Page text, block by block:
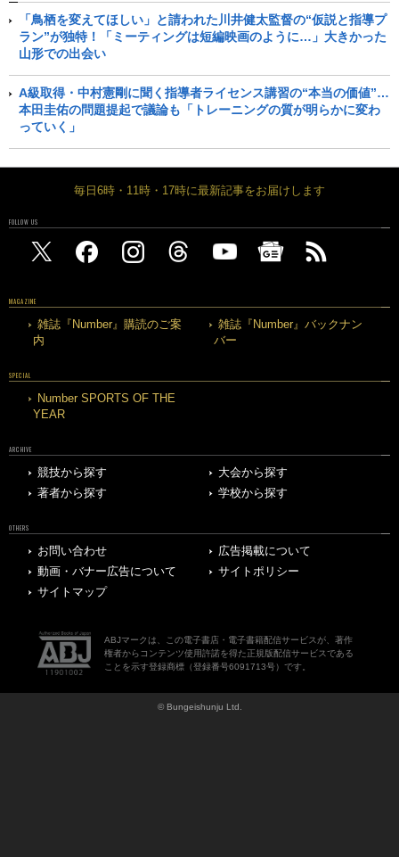
「鳥栖を変えてほしい」と請われた川井健太監督の“仮説と指導プ
ラン”が独特！「ミーティングは短編映画のように…」大きかった
山形での出会い
A級取得・中村憲剛に聞く指導者ライセンス講習の“本当の価値”…
本田圭佑の問題提起で議論も「トレーニングの質が明らかに変わ
っていく」
毎日6時・11時・17時に最新記事をお届けします
FOLLOW US
MAGAZINE
雑誌『Number』購読のご案
内
雑誌『Number』バックナン
バー
SPECIAL
Number SPORTS OF THE
YEAR
ARCHIVE
競技から探す
大会から探す
著者から探す
学校から探す
OTHERS
お問い合わせ
広告掲載について
動画・バナー広告について
サイトポリシー
サイトマップ
ABJマークは、この電子書店・電子書籍配信サービスが、著作
権者からコンテンツ使用許諾を得た正規版配信サービスである
ことを示す登録商標（登録番号6091713号）です。
© Bungeishunju Ltd.